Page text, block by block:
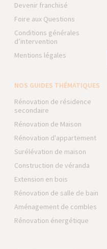
Devenir franchisé
Foire aux Questions
Conditions générales
d’intervention
Mentions légales
NOS GUIDES THÉMATIQUES
Rénovation de résidence
secondaire
Rénovation de Maison
Rénovation d'appartement
Surélévation de maison
Construction de véranda
Extension en bois
Rénovation de salle de bain
Aménagement de combles
Rénovation énergétique